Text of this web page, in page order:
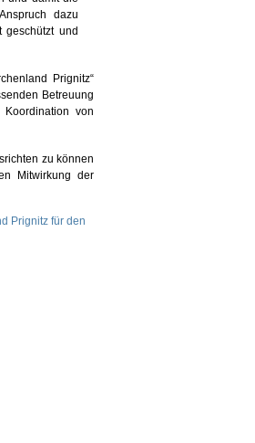
dazu
geschützt und
Prignitz“
Betreuung
von
zu können
Mitwirkung der
Prignitz für den